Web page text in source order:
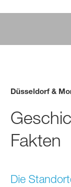
Düsseldorf &
Fakten
Die